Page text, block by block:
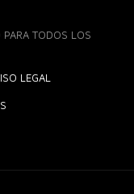
PARA TODOS LOS
LEGAL